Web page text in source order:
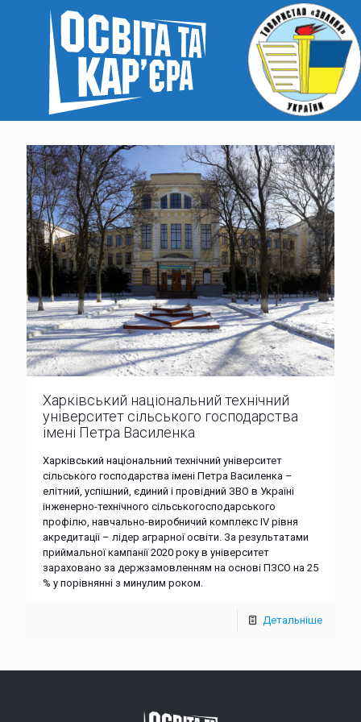
Харківський національний технічний
університет сільського господарства
імені Петра Василенка
Харківський національний технічний університет
сільського господарства імені Петра Василенка –
елітний, успішний, єдиний і провідний ЗВО в Україні
інженерно-технічного сільськогосподарського
профілю, навчально-виробничий комплекс IV рівня
акредитації – лідер аграрної освіти. За результатами
приймальної кампанії 2020 року в університет
зараховано за держзамовленням на основі ПЗСО на 25
% у порівнянні з минулим роком.
Детальніше